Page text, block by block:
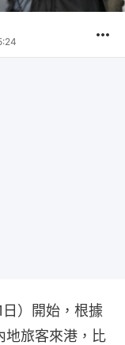
）開始，根據
地旅客來港，比